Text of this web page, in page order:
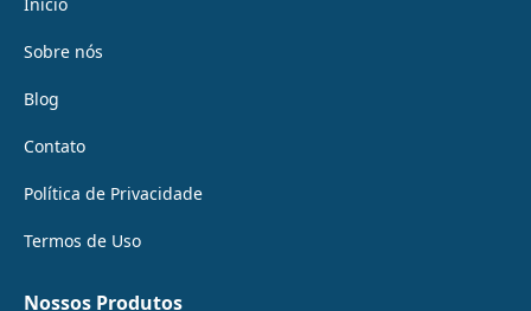
Sobre nós
Blog
Contato
Política de Privacidade
Termos de Uso
Nossos Produtos